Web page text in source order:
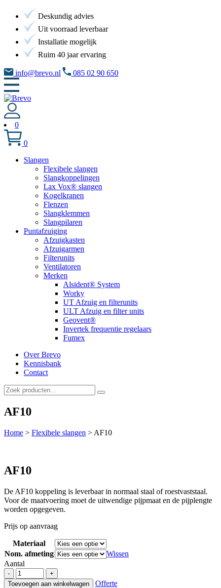
Deskundig advies
Uit voorraad leverbaar
Installatie mogelijk
Ruim 40 jaar ervaring
info@brevo.nl 085 02 90 650
0
0
Slangen
Flexibele slangen
Slangkoppelingen
Lax Vox® slangen
Kogelkranen
Flenzen
Slangklemmen
Slangpilaren
Puntafzuiging
Afzuigkasten
Afzuigarmen
Filterunits
Ventilatoren
Merken
Alsident® System
Worky
UT Afzuig en filterunits
ULT Afzuig en filter units
Geovent®
Invertek frequentie regelaars
Fumex
Over Brevo
Kennisbank
Contact
AF10
Home > Flexibele slangen > AF10
AF10
De AF10 koppeling is leverbaar in normaal staal of roestvaststaal.
Voor de maatvoering moet de uitwendige pijpmaat en de pijplengte
worden opgegeven.
Prijs op aanvraag
Materiaal
Nom. afmeting
Wissen
Aantal
-
AF10
aantal
+
Toevoegen aan winkelwagen
Offerte